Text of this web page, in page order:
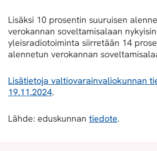
Lisäksi 10 prosentin suuruisen
verokannan soveltamisalaan
yleisradiotoiminta siirretään 14
alennetun verokannan
Lisätietoja valtiovarainvaliokunnan
19.11.2024.
Lähde: eduskunnan tiedote.